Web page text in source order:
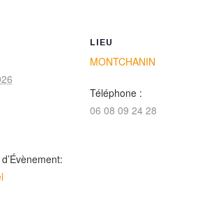
LIEU
MONTCHANIN
Téléphone :
06 08 09 24 28